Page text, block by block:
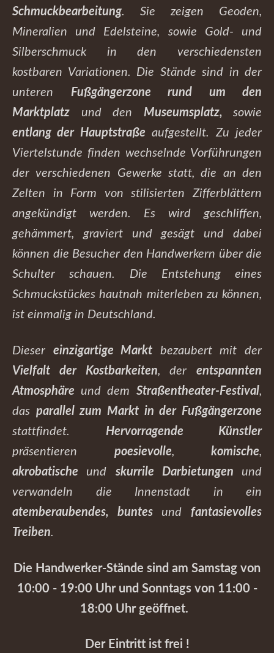
Schmuckbearbeitung. Sie zeigen Geoden,
Mineralien und Edelsteine, sowie Gold- und
Silberschmuck in den verschiedensten
kostbaren Variationen. Die Stände sind in der
unteren Fußgängerzone rund um den
Marktplatz und den Museumsplatz, sowie
entlang der Hauptstraße aufgestellt. Zu jeder
Viertelstunde finden wechselnde Vorführungen
der verschiedenen Gewerke statt, die an den
Zelten in Form von stilisierten Zifferblättern
angekündigt werden. Es wird geschliffen,
gehämmert, graviert und gesägt und dabei
können die Besucher den Handwerkern über die
Schulter schauen. Die Entstehung eines
Schmuckstückes hautnah miterleben zu können,
ist einmalig in Deutschland.
Dieser einzigartige Markt bezaubert mit der
Vielfalt der Kostbarkeiten, der entspannten
Atmosphäre und demStraßentheater-Festival,
das parallel zum Markt in der Fußgängerzone
stattfindet. Hervorragende Künstler
präsentieren poesievolle, komische,
akrobatische und skurrile Darbietungen und
verwandeln die Innenstadt in ein
atemberaubendes, buntes und fantasievolles
Treiben.
Die Handwerker-Stände sind am Samstag von
10:00 - 19:00 Uhr und Sonntags von 11:00 -
18:00 Uhr geöffnet.
Der Eintritt ist frei !